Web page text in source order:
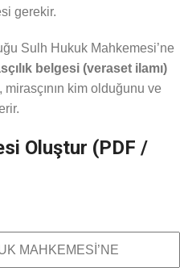
gerekir.
Sulh Hukuk Mahkemesi’ne
belgesi (veraset ilamı)
kim olduğunu ve
Oluştur (PDF /